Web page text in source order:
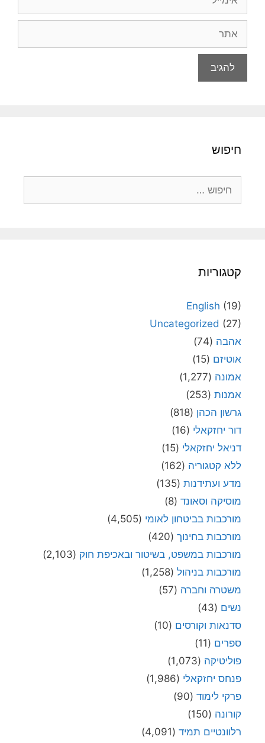
חיפוש
קטגוריות
English (19)
Uncategorized (27)
אהבה (74)
אוטיזם (15)
אמונה (1,277)
אמנות (253)
גרשון הכהן (818)
דור יחזקאלי (16)
דניאל יחזקאלי (15)
ללא קטגוריה (162)
מדע ועתידנות (135)
מוסיקה וסאונד (8)
מורכבות בביטחון לאומי (4,505)
מורכבות בחינוך (420)
מורכבות במשפט, בשיטור ובאכיפת חוק (2,103)
מורכבות בניהול (1,258)
משטרה וחברה (57)
נשים (43)
סדנאות וקורסים (10)
ספרים (11)
פוליטיקה (1,073)
פנחס יחזקאלי (1,986)
פרקי לימוד (90)
קורונה (150)
רלוונטיים תמיד (4,091)